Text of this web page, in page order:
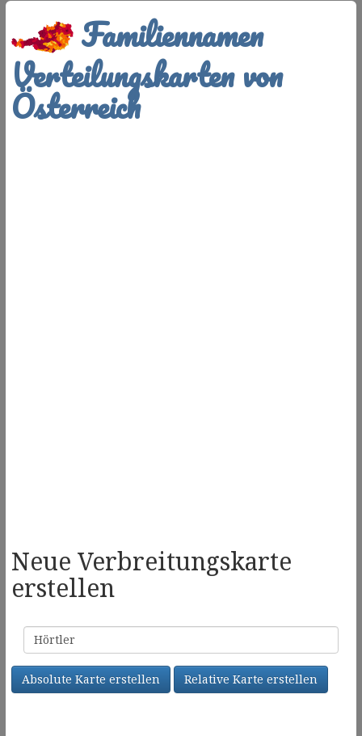
Familiennamen
Verteilungskarten von
Österreich
Neue Verbreitungskarte
erstellen
Familienname
Absolute Karte erstellen Relative Karte erstellen